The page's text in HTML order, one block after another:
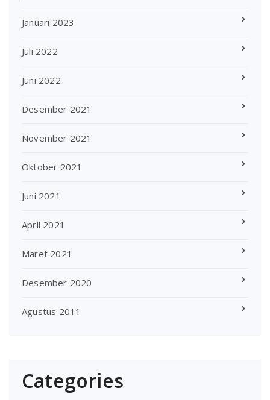
Januari 2023
Juli 2022
Juni 2022
Desember 2021
November 2021
Oktober 2021
Juni 2021
April 2021
Maret 2021
Desember 2020
Agustus 2011
Categories